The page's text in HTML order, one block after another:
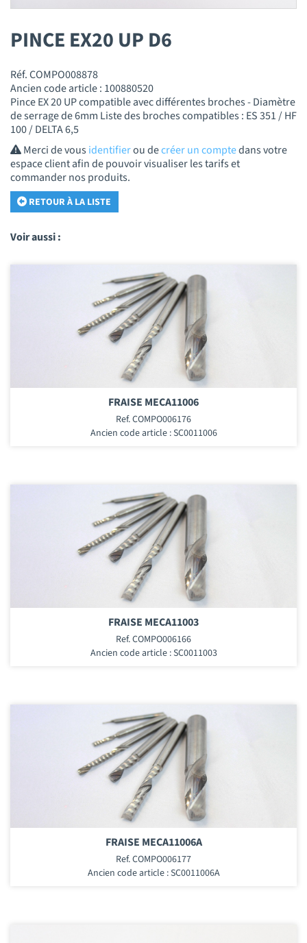
PINCE EX20 UP D6
Réf. COMPO008878
Ancien code article : 100880520
Pince EX 20 UP compatible avec différentes broches - Diamètre
de serrage de 6mm Liste des broches compatibles : ES 351 / HF
100 / DELTA 6,5
Merci de vousidentifierou decréer un comptedans votre
espace client afin de pouvoir visualiser les tarifs et
commander nos produits.
RETOUR À LA LISTE
Voir aussi :
FRAISE MECA11006
Ref. COMPO006176
Ancien code article : SC0011006
FRAISE MECA11003
Ref. COMPO006166
Ancien code article : SC0011003
FRAISE MECA11006A
Ref. COMPO006177
Ancien code article : SC0011006A